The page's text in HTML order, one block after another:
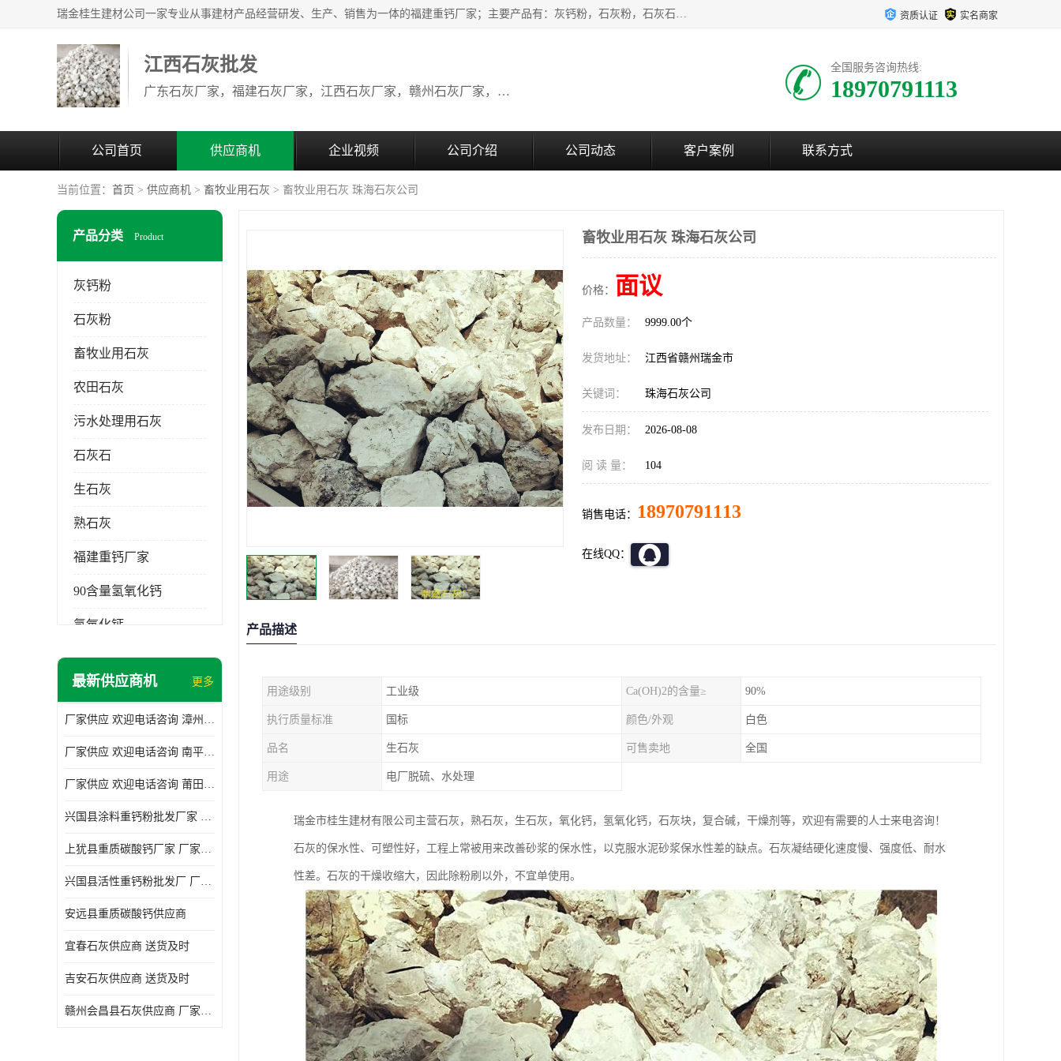
瑞金桂生建材公司一家专业从事建材产品经营研发、生产、销售为一体的福建重钙厂家；主要产品有：灰钙粉，石灰粉，石灰石，生石灰，熟石灰，氧化钙，重钙粉，氢氧化钙，农田石灰，畜牧业用石灰等。欢迎新老客户来电咨询！ 资质认证 实名商家
江西石灰批发
广东石灰厂家，福建石灰厂家，江西石灰厂家，赣州石灰厂家，东莞石灰厂家
全国服务咨询热线:
18970791113
公司首页 供应商机 企业视频 公司介绍 公司动态 客户案例 联系方式
当前位置： 首页 > 供应商机 > 畜牧业用石灰 > 畜牧业用石灰 珠海石灰公司
产品分类 Product
灰钙粉
石灰粉
畜牧业用石灰
农田石灰
污水处理用石灰
石灰石
生石灰
熟石灰
福建重钙厂家
90含量氢氧化钙
氢氧化钙
氧化钙
最新供应商机 更多
厂家供应 欢迎电话咨询 漳州活性重钙粉
厂家供应 欢迎电话咨询 南平活性重钙粉批发厂
厂家供应 欢迎电话咨询 莆田高白度重钙粉厂家
兴国县涂料重钙粉批发厂家 厂家供应 欢迎电话咨询
上犹县重质碳酸钙厂家 厂家供应 欢迎电话咨询
兴国县活性重钙粉批发厂 厂家供应 欢迎电话咨询
安远县重质碳酸钙供应商
宜春石灰供应商 送货及时
吉安石灰供应商 送货及时
赣州会昌县石灰供应商 厂家供应
畜牧业用石灰 珠海石灰公司
价格： 面议
产品数量： 9999.00个
发货地址： 江西省赣州瑞金市
关键词： 珠海石灰公司
发布日期： 2026-08-08
阅 读 量： 104
销售电话： 18970791113
在线QQ：
产品描述
用途级别 工业级 Ca(OH)2的含量≥ 90%
执行质量标准 国标 颜色/外观 白色
品名 生石灰 可售卖地 全国
用途 电厂脱硫、水处理
瑞金市桂生建材有限公司主营石灰，熟石灰，生石灰，氧化钙，氢氧化钙，石灰块，复合碱，干燥剂等，欢迎有需要的人士来电咨询！
石灰的保水性、可塑性好，工程上常被用来改善砂浆的保水性，以克服水泥砂浆保水性差的缺点。石灰凝结硬化速度慢、强度低、耐水
性差。石灰的干燥收缩大，因此除粉刷以外，不宜单使用。